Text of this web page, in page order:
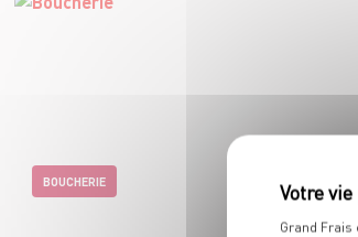
BOUCHERIE
Grand Frais